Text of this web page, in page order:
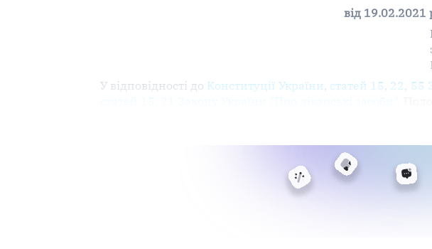
від
У відповідності до Конституції України, статей 15 , 22 , 55